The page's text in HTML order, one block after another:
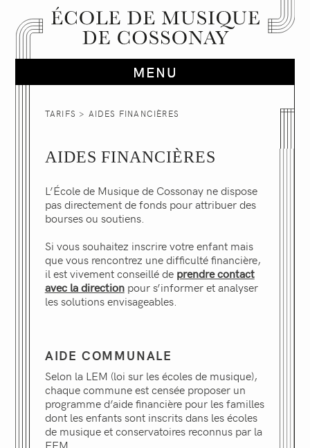
TARIFS > AIDES FINANCIÈRES
AIDES FINANCIÈRES
L’École de Musique de Cossonay ne dispose
pas directement de fonds pour attribuer des
bourses ou soutiens.
Si vous souhaitez inscrire votre enfant mais
que vous rencontrez une difficulté financière,
il est vivement conseillé de prendre contact
avec la directionpour s’informer et analyser
les solutions envisageables.
AIDE COMMUNALE
Selon la LEM (loi sur les écoles de musique),
chaque commune est censée proposer un
programme d’aide financière pour les familles
dont les enfants sont inscrits dans les écoles
de musique et conservatoires reconnus par la
FEM.